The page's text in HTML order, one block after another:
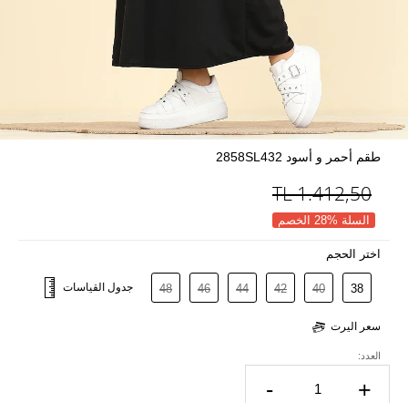
طقم أحمر و أسود 2858SL432
1.412,50
TL
السلة %28 الخصم
اختر الحجم
38
40
42
44
46
48 جدول القياسات
سعر اليرت
العدد:
- +